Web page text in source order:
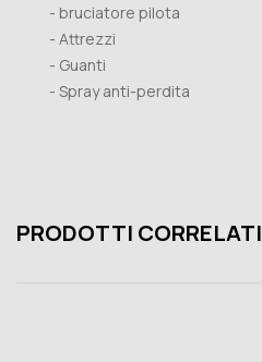
- bruciatore pilota
- Attrezzi
- Guanti
- Spray anti-perdita
PRODOTTI CORRELATI